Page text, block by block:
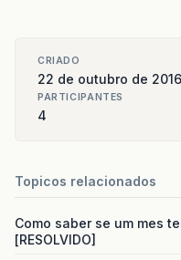
CRIADO
22 de outubro de 2016
PARTICIPANTES
4
Topicos relacionados
Como saber se um mes
[RESOLVIDO]